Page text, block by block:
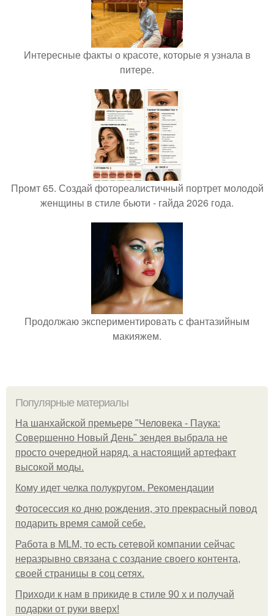
Интересные факты о красоте, которые я узнала в
питере.
Промт 65. Создай фотореалистичный портрет молодой
женщины в стиле бьюти - гайда 2026 года.
Продолжаю экспериментировать с фантазийным
макияжем.
Популярные материалы
На шанхайской премьере "Человека - Паука:
Совершенно Новый День" зендея выбрала не
просто очередной наряд, а настоящий артефакт
высокой моды.
Кому идет челка полукругом. Рекомендации
Фотосессия ко дню рождения, это прекрасный повод
подарить время самой себе.
Работа в MLM, то есть сетевой компании сейчас
неразрывно связана с создание своего контента,
своей страницы в соц сетях.
Приходи к нам в прикиде в стиле 90 х и получай
подарки от руки вверх!